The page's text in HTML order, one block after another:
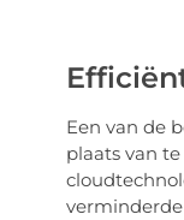
Een van de
plaats van